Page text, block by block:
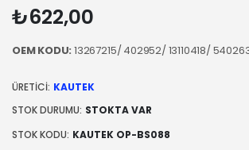
₺622,00
OEM KODU:13267215/ 402952/ 13110418/
ÜRETICI: KAUTEK
STOK DURUMU: STOKTA VAR
STOK KODU: KAUTEK OP-BS088